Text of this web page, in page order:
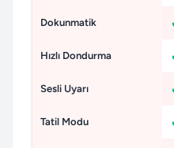
Dokunmatik
Hızlı Dondurma
Sesli Uyarı
Tatil Modu